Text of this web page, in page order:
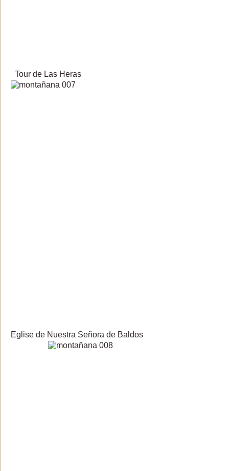
Tour de Las Heras
Eglise de Nuestra Señora de Baldos